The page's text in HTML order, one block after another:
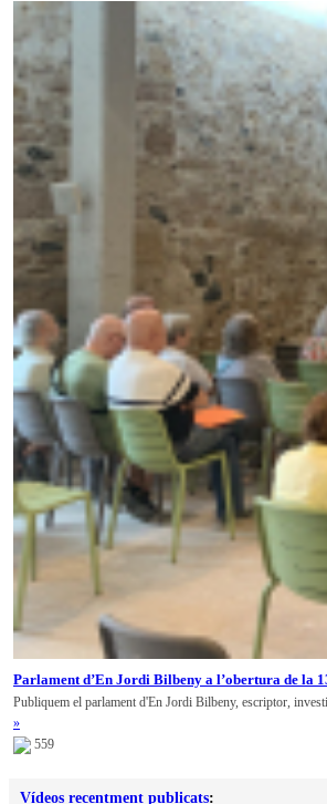
Parlament d’En Jordi Bilbeny a l’obertura de la
Publiquem el parlament d'En Jordi Bilbeny, escriptor,
»
559
Vídeos recentment publicats: